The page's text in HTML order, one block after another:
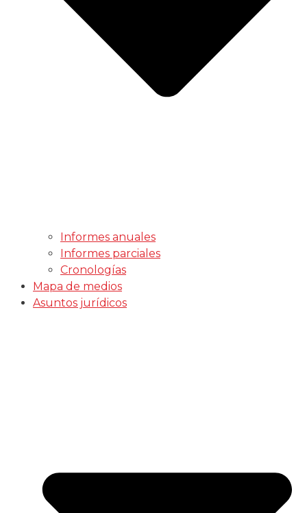
Informes anuales
Informes parciales
Cronologías
Mapa de medios
Asuntos jurídicos